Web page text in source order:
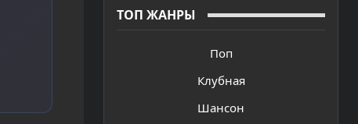
ТОП ЖАНРЫ
Поп
Клубная
Шансон